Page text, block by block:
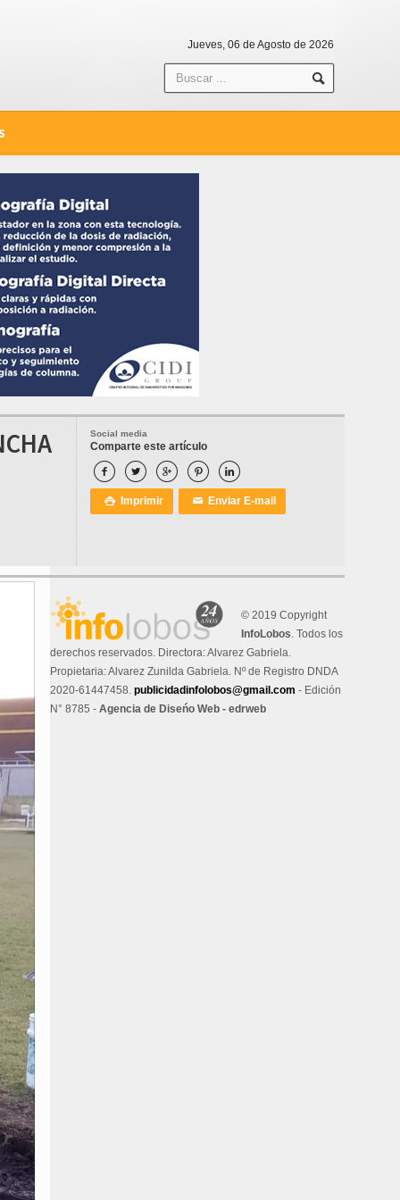
Jueves, 06 de Agosto de 2026
Social media
Comparte este artículo
    
 Imprimir ✉ Enviar E-mail
© 2019 Copyright
InfoLobos. Todos los
derechos reservados. Directora: Alvarez Gabriela.
Propietaria: Alvarez Zunilda Gabriela. Nº de Registro DNDA
2020-61447458. publicidadinfolobos@gmail.com - Edición
N° 8785 - Agencia de Diseńo Web - edrweb